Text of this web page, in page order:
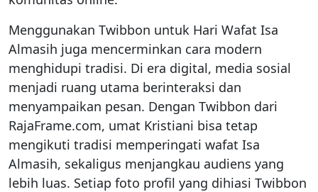
Menggunakan Twibbon untuk Hari Wafat Isa
Almasih juga mencerminkan cara modern
menghidupi tradisi. Di era digital, media sosial
menjadi ruang utama berinteraksi dan
menyampaikan pesan. Dengan Twibbon dari
RajaFrame.com, umat Kristiani bisa tetap
mengikuti tradisi memperingati wafat Isa
Almasih, sekaligus menjangkau audiens yang
lebih luas. Setiap foto profil yang dihiasi Twibbon